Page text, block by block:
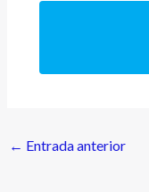
← Entrada anterior